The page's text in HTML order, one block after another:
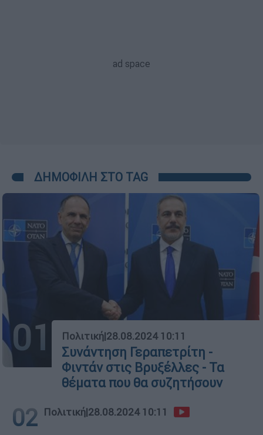
ΔΗΜΟΦΙΛΗ ΣΤΟ TAG
01 Πολιτική|28.08.2024 10:11
Συνάντηση Γεραπετρίτη -
Φιντάν στις Βρυξέλλες - Τα
θέματα που θα συζητήσουν
02 Πολιτική|28.08.2024 10:11